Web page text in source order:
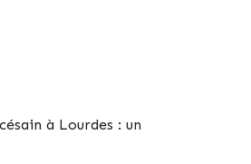
à Lourdes : un